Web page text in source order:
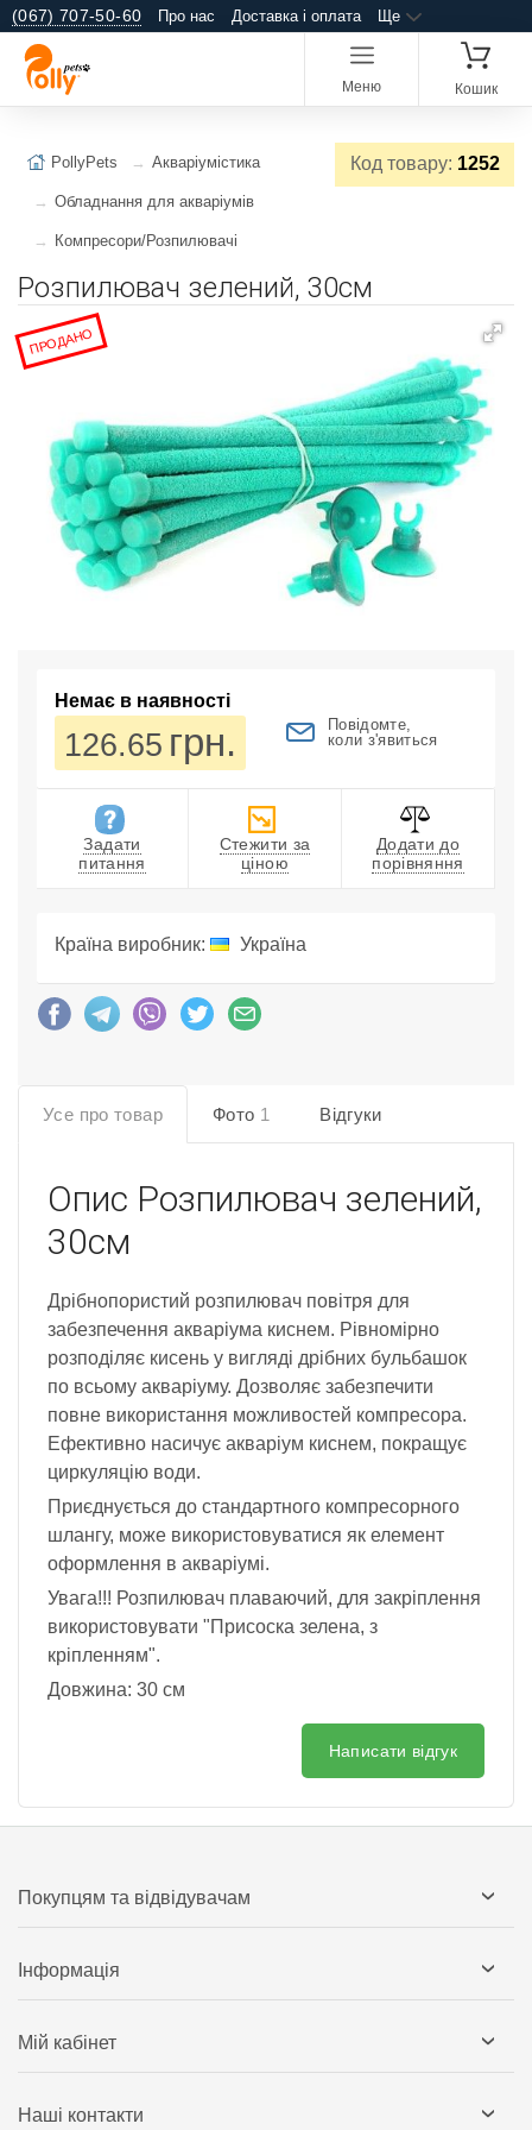
(067) 707-50-60 Про нас Доставка і оплата Ще
Меню Кошик
Код товару: 1252
PollyPets Акваріумістика
Обладнання для акваріумів
Компресори/Розпилювачі
Розпилювач зелений, 30см
ПРОДАНО
Немає в наявності
126.65 грн.
Повідомте,
коли з'явиться
Задати
питання
Стежити за
ціною
Додати до
порівняння
Країна виробник: Україна
Усе про товар Фото 1 Відгуки
Опис Розпилювач зелений,
30см
Дрібнопористий розпилювач повітря для
забезпечення акваріума киснем. Рівномірно
розподіляє кисень у вигляді дрібних бульбашок
по всьому акваріуму. Дозволяє забезпечити
повне використання можливостей компресора.
Ефективно насичує акваріум киснем, покращує
циркуляцію води.
Приєднується до стандартного компресорного
шлангу, може використовуватися як елемент
оформлення в акваріумі.
Увага!!! Розпилювач плаваючий, для закріплення
використовувати "Присоска зелена, з
кріпленням".
Довжина: 30 см
Написати відгук
Покупцям та відвідувачам
Інформація
Мій кабінет
Наші контакти